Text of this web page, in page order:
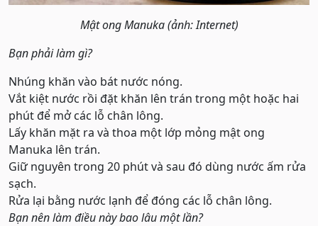
Mật ong Manuka (ảnh: Internet)
Bạn phải làm gì?
Nhúng khăn vào bát nước nóng.
Vắt kiệt nước rồi đặt khăn lên trán trong một hoặc hai
phút để mở các lỗ chân lông.
Lấy khăn mặt ra và thoa một lớp mỏng mật ong
Manuka lên trán.
Giữ nguyên trong 20 phút và sau đó dùng nước ấm rửa
sạch.
Rửa lại bằng nước lạnh để đóng các lỗ chân lông.
Bạn nên làm điều này bao lâu một lần?